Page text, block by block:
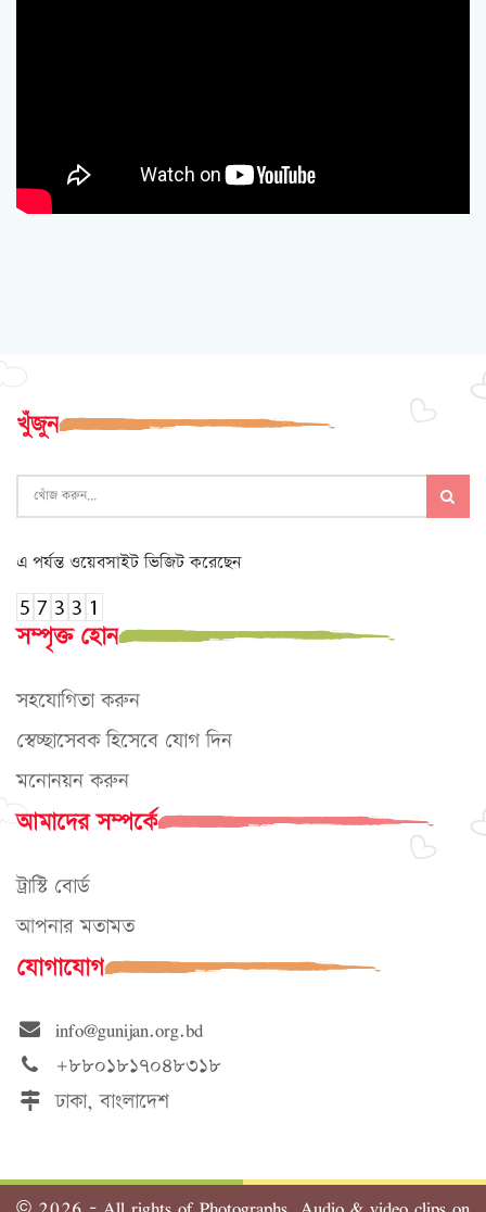
খুঁজুন
এ পর্যন্ত ওয়েবসাইট ভিজিট করেছেন
সম্পৃক্ত হোন
সহযোগিতা করুন
স্বেচ্ছাসেবক হিসেবে যোগ দিন
মনোনয়ন করুন
আমাদের সম্পর্কে
ট্রাস্টি বোর্ড
আপনার মতামত
যোগাযোগ
info@gunijan.org.bd
+৮৮০১৮১৭০৪৮৩১৮
ঢাকা, বাংলাদেশ